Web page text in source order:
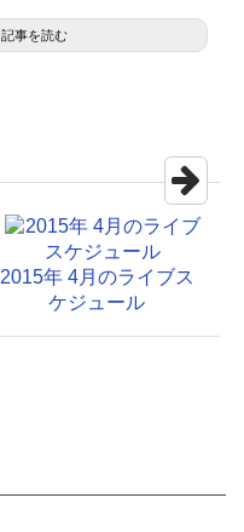
記事を読む
2015年 4月のライブス
ケジュール